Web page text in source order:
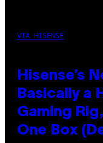
VIA HISENSE
Hisense’s
Basically a
Gaming
One Box